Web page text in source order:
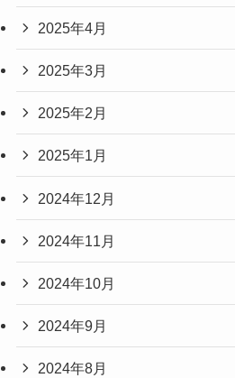
2025年4月
2025年3月
2025年2月
2025年1月
2024年12月
2024年11月
2024年10月
2024年9月
2024年8月